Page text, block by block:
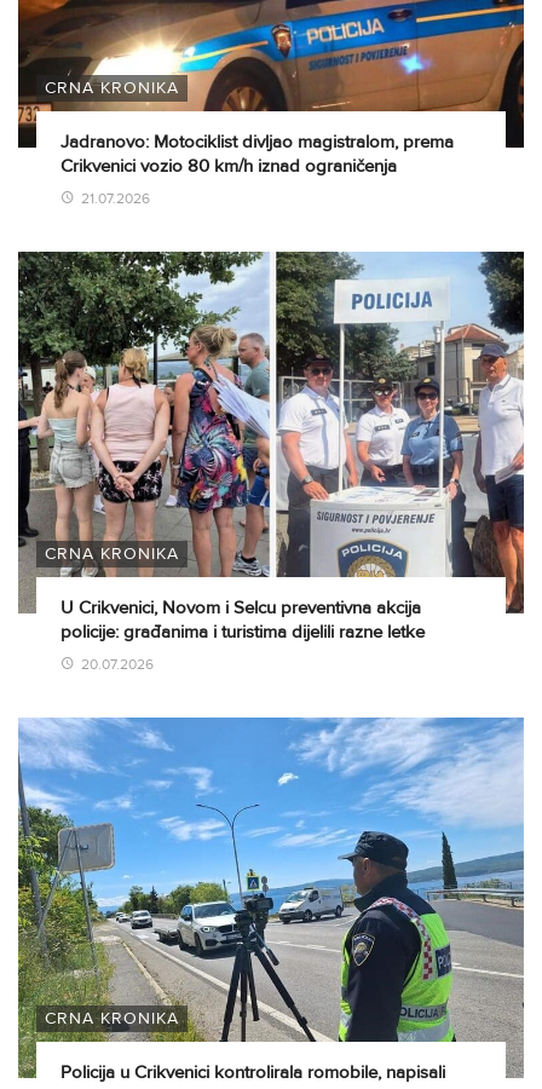
CRNA KRONIKA
Jadranovo: Motociklist divljao magistralom, prema
Crikvenici vozio 80 km/h iznad ograničenja
21.07.2026
CRNA KRONIKA
U Crikvenici, Novom i Selcu preventivna akcija
policije: građanima i turistima dijelili razne letke
20.07.2026
CRNA KRONIKA
Policija u Crikvenici kontrolirala romobile, napisali